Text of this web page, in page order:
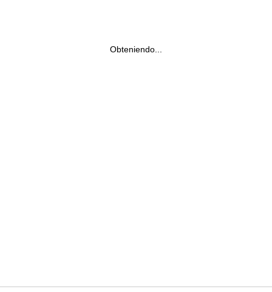
Obteniendo...